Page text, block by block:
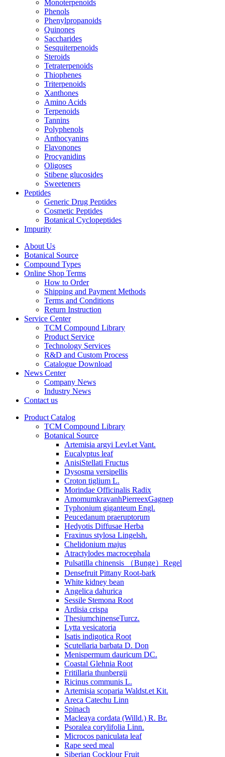
Monoterpenoids
Phenols
Phenylpropanoids
Quinones
Saccharides
Sesquiterpenoids
Steroids
Tetraterpenoids
Thiophenes
Triterpenoids
Xanthones
Amino Acids
Terpenoids
Tannins
Polyphenols
Anthocyanins
Flavonones
Procyanidins
Oligoses
Stibene glucosides
Sweeteners
Peptides
Generic Drug Peptides
Cosmetic Peptides
Botanical Cyclopeptides
Impurity
About Us
Botanical Source
Compound Types
Online Shop Terms
How to Order
Shipping and Payment Methods
Terms and Conditions
Return Instruction
Service Center
TCM Compound Library
Product Service
Technology Services
R&D and Custom Process
Catalogue Download
News Center
Company News
Industry News
Contact us
Product Catalog
TCM Compound Library
Botanical Source
Artemisia argyi Levl.et Vant.
Eucalyptus leaf
AnisiStellati Fructus
Dysosma versipellis
Croton tiglium L.
Morindae Officinalis Radix
AmomumkravanhPierreexGagnep
Typhonium giganteum Engl.
Peucedanum praeruptorum
Hedyotis Diffusae Herba
Fraxinus stylosa Lingelsh.
Chelidonium majus
Atractylodes macrocephala
Pulsatilla chinensis （Bunge）Regel
Densefruit Pittany Root-bark
White kidney bean
Angelica dahurica
Sessile Stemona Root
Ardisia crispa
ThesiumchinenseTurcz.
Lytta vesicatoria
Isatis indigotica Root
Scutellaria barbata D. Don
Menispermum dauricum DC.
Coastal Glehnia Root
Fritillaria thunbergii
Ricinus communis L.
Artemisia scoparia Waldst.et Kit.
Areca Catechu Linn
Spinach
Macleaya cordata (Willd.) R. Br.
Psoralea corylifolia Linn.
Microcos paniculata leaf
Rape seed meal
Siberian Cocklour Fruit